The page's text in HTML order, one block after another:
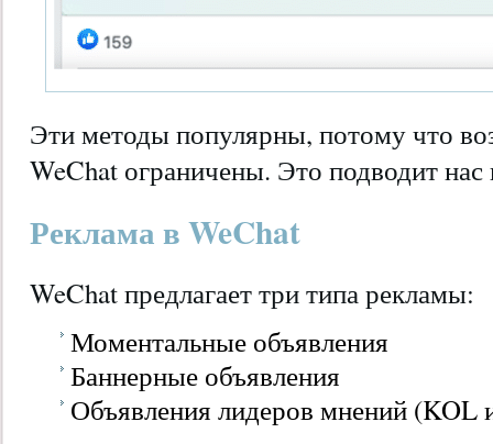
Эти методы популярны, потому что
WeChat ограничены. Это подводит
Реклама в WeChat
WeChat предлагает три типа рекламы:
Моментальные объявления
Баннерные объявления
Объявления лидеров мнений (KOL